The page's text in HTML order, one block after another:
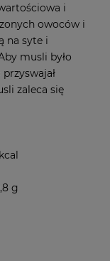
i
owoców i
na syte i
musli było
zaleca się
g